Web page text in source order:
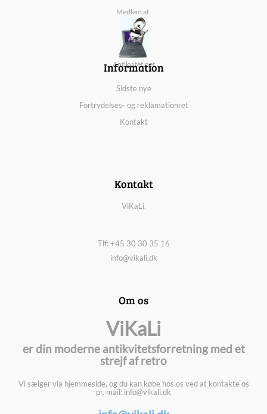
Medlem af:
Antikvitet.net
Information
Sidste nye
Fortrydelses- og reklamationret
Kontakt
Kontakt
ViKaLi,
Tlf: +45 30 30 35 16
info@vikali.dk
Om os
ViKaLi
er din moderne antikvitetsforretning med et
strejf af retro
Vi sælger via hjemmeside, og du kan købe hos os ved at kontakte os
pr. mail: info@vikali.dk